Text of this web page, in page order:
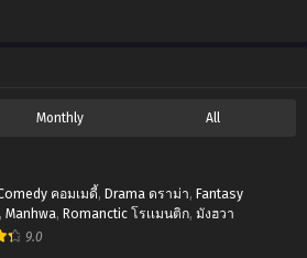
Monthly All
คอมเมดี้, Drama ดราม่า, Fantasy
, Manhwa, Romanctic โรเเมนติก, มังฮวา
9.0